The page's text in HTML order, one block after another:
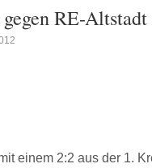
RE-
einem 2:2 aus der 1.